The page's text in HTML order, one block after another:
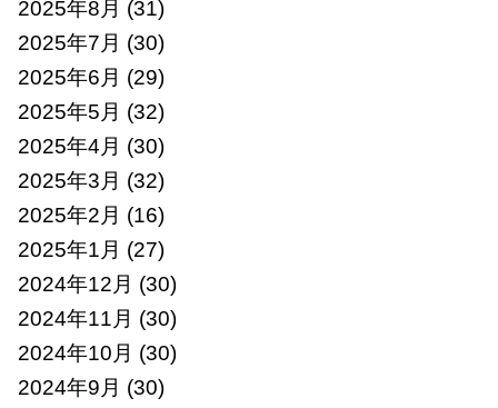
2025年8月 (31)
2025年7月 (30)
2025年6月 (29)
2025年5月 (32)
2025年4月 (30)
2025年3月 (32)
2025年2月 (16)
2025年1月 (27)
2024年12月 (30)
2024年11月 (30)
2024年10月 (30)
2024年9月 (30)